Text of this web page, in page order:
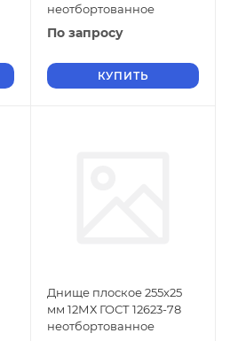
неотбортованное
По запросу
КУПИТЬ
Днище плоское 255х25
мм 12МХ ГОСТ 12623-78
неотбортованное